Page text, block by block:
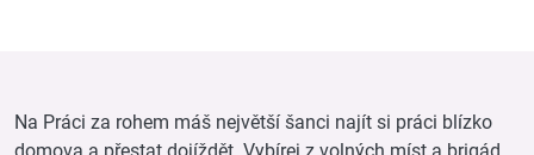
Na Práci za rohem máš největší šanci najít si práci blízko
domova a přestat dojíždět. Vybírej z volných míst a brigád